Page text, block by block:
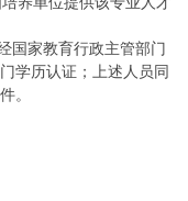
国家教育行政主管部门
学历认证；上述人员同
。